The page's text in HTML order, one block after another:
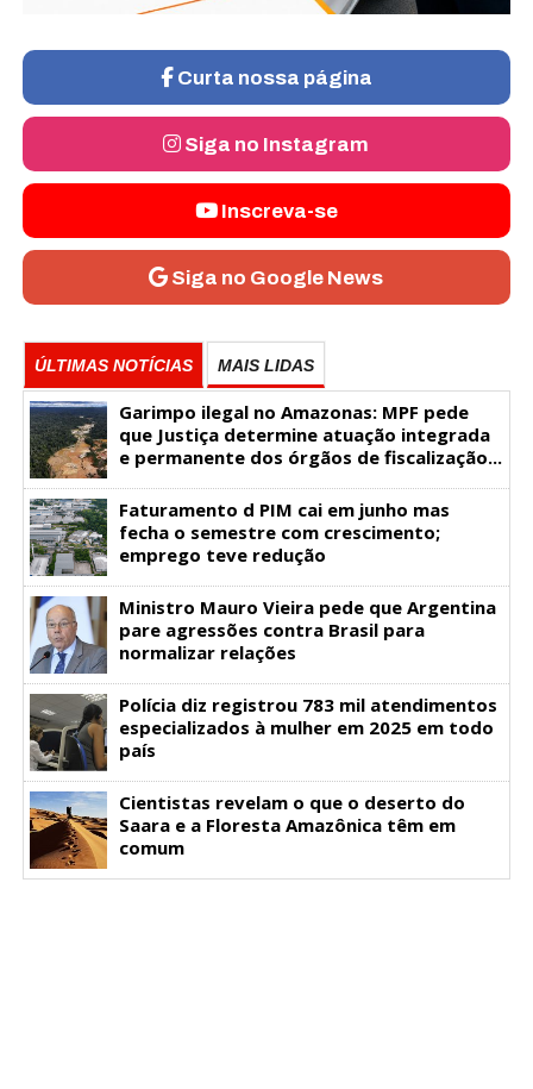
Curta nossa página
Siga no Instagram
Inscreva-se
Siga no Google News
ÚLTIMAS NOTÍCIAS MAIS LIDAS
Garimpo ilegal no Amazonas: MPF pede
que Justiça determine atuação integrada
e permanente dos órgãos de fiscalização...
Faturamento d PIM cai em junho mas
fecha o semestre com crescimento;
emprego teve redução
Ministro Mauro Vieira pede que Argentina
pare agressões contra Brasil para
normalizar relações
Polícia diz registrou 783 mil atendimentos
especializados à mulher em 2025 em todo
país
Cientistas revelam o que o deserto do
Saara e a Floresta Amazônica têm em
comum